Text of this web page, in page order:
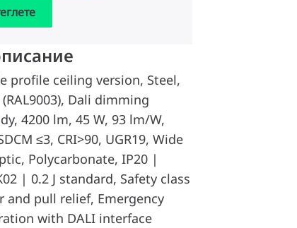
profile ceiling version, Steel,
Dali dimming
4200 lm, 45 W, 93 lm/W,
≤3, CRI>90, UGR19, Wide
Polycarbonate, IP20 |
| 0.2 J standard, Safety class
and pull relief, Emergency
with DALI interface